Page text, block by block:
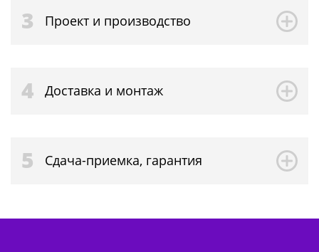
3 Проект и производство
4 Доставка и монтаж
5 Сдача-приемка, гарантия